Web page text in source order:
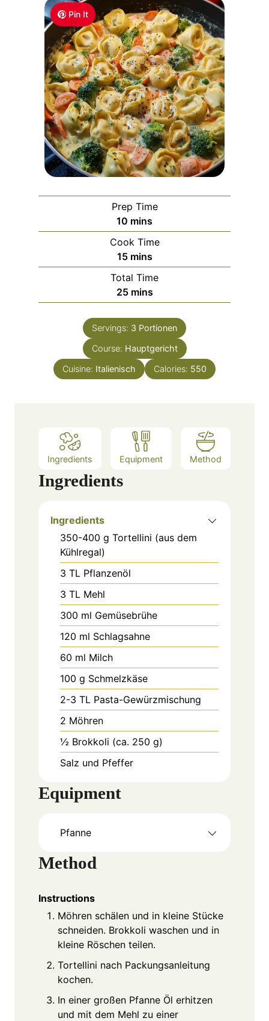
Pin It
Prep Time
10 m
i
n
u
t
e
s
mins
Cook Time
15m
i
n
u
e
s
mins
Total Time
25m
i
n
u
t
e
s
mins
Servings: 3 Portionen
Course: Hauptgericht
Cuisine: Italienisch Calories: 550
Ingredients Equipment Method
Ingredients
Ingredients
350-400 g Tortellini (aus dem
Kühlregal)
3 TL Pflanzenöl
3 TL Mehl
300 ml Gemüsebrühe
120 ml Schlagsahne
60 ml Milch
100 g Schmelzkäse
2-3 TL Pasta-Gewürzmischung
2 Möhren
½ Brokkoli (ca. 250 g)
Salz und Pfeffer
Equipment
Pfanne
Method
Instructions
Möhren schälen und in kleine Stücke
schneiden. Brokkoli waschen und in
kleine Röschen teilen.
Tortellini nach Packungsanleitung
kochen.
In einer großen Pfanne Öl erhitzen
und mit dem Mehl zu einer